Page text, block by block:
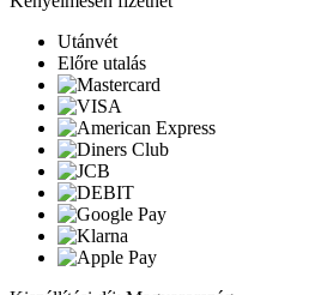
Utánvét
Előre utalás